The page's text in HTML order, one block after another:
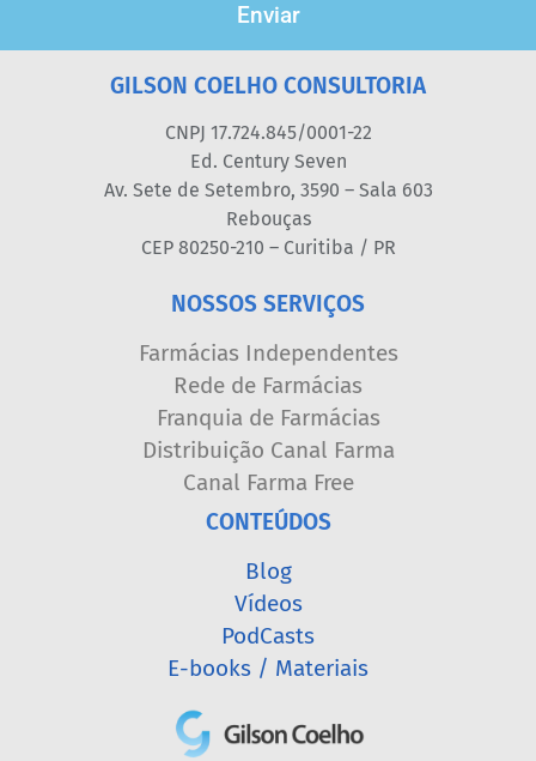
Enviar
GILSON COELHO CONSULTORIA
CNPJ 17.724.845/0001-22
Ed. Century Seven
Av. Sete de Setembro, 3590 – Sala 603
Rebouças
CEP 80250-210 – Curitiba / PR
NOSSOS SERVIÇOS
Farmácias Independentes
Rede de Farmácias
Franquia de Farmácias
Distribuição Canal Farma
Canal Farma Free
CONTEÚDOS
Blog
Vídeos
PodCasts
E-books / Materiais